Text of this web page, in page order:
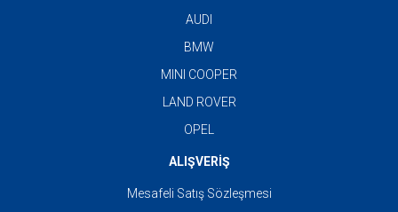
AUDI
BMW
MINI COOPER
LAND ROVER
OPEL
ALIŞVERİŞ
Mesafeli Satış Sözleşmesi